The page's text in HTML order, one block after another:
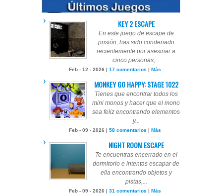
KEY 2 ESCAPE
En este juego de escape de
prisión, has sido condenado
recientemente por asesinar a
cinco personas,...
Feb - 12 - 2026 | 17 comentarios | Más
MONKEY GO HAPPY: STAGE 1022
Tienes que encontrar todos los
mini monos y hacer que el mono
sea feliz encontrando elementos
y...
Feb - 09 - 2026 | 58 comentarios | Más
NIGHT ROOM ESCAPE
Te encuentras encerrado en el
dormitorio e intentas escapar de
ella encontrando objetos y
pistas,...
Feb - 09 - 2026 | 31 comentarios | Más